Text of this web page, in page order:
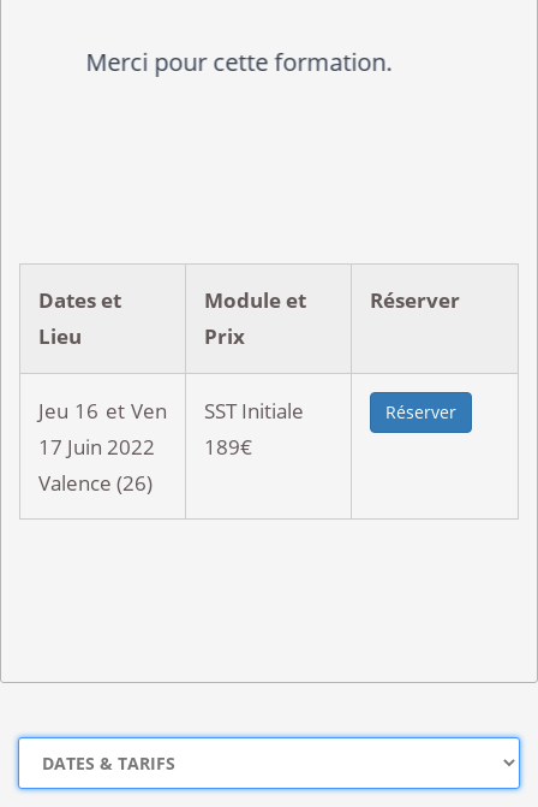
Merci ! Beaucoup de temps gagné
Dates et
Lieu
Module et
Prix
Réserver
Jeu 16 et Ven
17 Juin 2022
Valence (26)
SST Initiale
189€
Réserver